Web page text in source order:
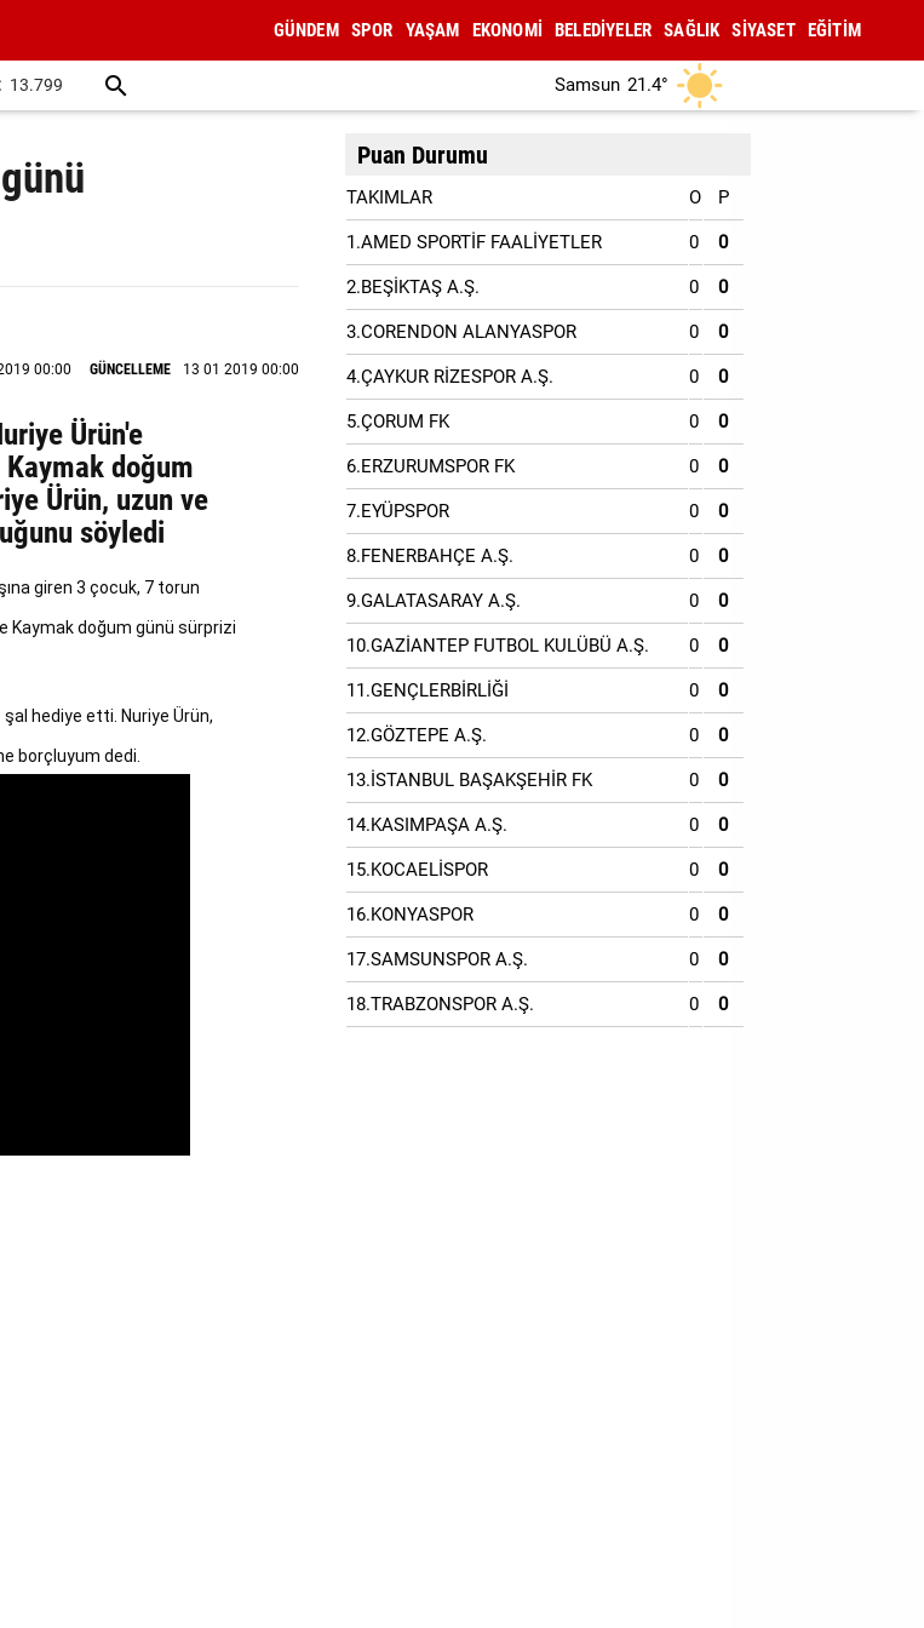
GÜNDEM SPOR YAŞAM EKONOMİ BELEDİYELER SAĞLIK SİYASET EĞİTİM
13.799 Samsun 21.4°
00:00 GÜNCELLEME 13 01 2019 00:00
Ürün'e
doğum
Ürün, uzun ve
söyledi
giren 3 çocuk, 7 torun
Kaymak doğum günü sürprizi
hediye etti. Nuriye Ürün,
borçluyum dedi.
Puan Durumu
TAKIMLAR O P
1.AMED SPORTİF FAALİYETLER 0 0
2.BEŞİKTAŞ A.Ş. 0 0
3.CORENDON ALANYASPOR 0 0
4.ÇAYKUR RİZESPOR A.Ş. 0 0
5.ÇORUM FK 0 0
6.ERZURUMSPOR FK 0 0
7.EYÜPSPOR 0 0
8.FENERBAHÇE A.Ş. 0 0
9.GALATASARAY A.Ş. 0 0
10.GAZİANTEP FUTBOL KULÜBÜ A.Ş. 0 0
11.GENÇLERBİRLİĞİ 0 0
12.GÖZTEPE A.Ş. 0 0
13.İSTANBUL BAŞAKŞEHİR FK 0 0
14.KASIMPAŞA A.Ş. 0 0
15.KOCAELİSPOR 0 0
16.KONYASPOR 0 0
17.SAMSUNSPOR A.Ş. 0 0
18.TRABZONSPOR A.Ş. 0 0